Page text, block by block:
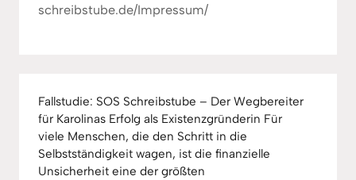
schreibstube.de/Impressum/
Fallstudie: SOS Schreibstube – Der Wegbereiter
für Karolinas Erfolg als Existenzgründerin Für
viele Menschen, die den Schritt in die
Selbstständigkeit wagen, ist die finanzielle
Unsicherheit eine der größten